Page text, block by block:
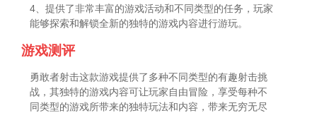
4、提供了非常丰富的游戏活动和不同类型的任务，玩家
能够探索和解锁全新的独特的游戏内容进行游玩。
游戏测评
勇敢者射击这款游戏提供了多种不同类型的有趣射击挑
战，其独特的游戏内容可让玩家自由冒险，享受每种不
同类型的游戏所带来的独特玩法和内容，带来无穷无尽